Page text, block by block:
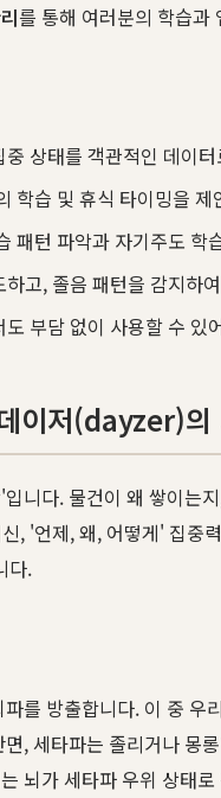
를 통해 여러분의 학습과
상태를 객관적인 데이
학습 및 휴식 타이밍을
패턴 파악과 자기주도 학
고, 졸음 패턴을 감지하
부담 없이 사용할 수 있
이저(dayzer)의
니다. 물건이 왜 쌓이는
, '언제, 왜, 어떻게' 집중
다.
를 방출합니다. 이 중
, 세타파는 졸리거나
뇌가 세타파 우위 상태